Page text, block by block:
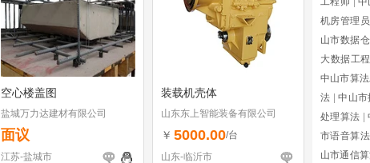
空心楼盖图
盐城万力达建材有限公司
面议
江苏-盐城市
装载机壳体
山东东上智能装备有限公司
￥ 5000.00/台
山东-临沂市
机房管理员
山市数据
大数据工
中山市算
法
中山市
处理算法
市语音算法
山市通信